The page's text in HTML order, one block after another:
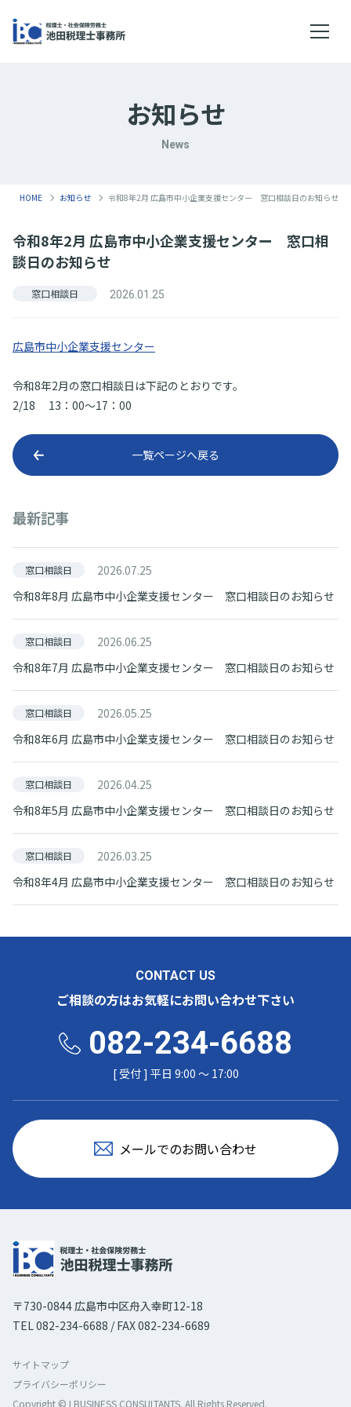
メニ
お知らせ
News
HOME お知らせ 令和8年2月 広島市中小企業支援センター 窓口相談日のお知らせ
令和8年2月 広島市中小企業支援センター 窓口相
談日のお知らせ
窓口相談日 2026.01.25
広島市中小企業支援センター
令和8年2月の窓口相談日は下記のとおりです。
2/18 13：00～17：00
一覧ページへ戻る
最新記事
窓口相談日
2026.07.25
令和8年8月 広島市中小企業支援センター 窓口相談日のお知らせ
窓口相談日
2026.06.25
令和8年7月 広島市中小企業支援センター 窓口相談日のお知らせ
窓口相談日
2026.05.25
令和8年6月 広島市中小企業支援センター 窓口相談日のお知らせ
窓口相談日
2026.04.25
令和8年5月 広島市中小企業支援センター 窓口相談日のお知らせ
窓口相談日
2026.03.25
令和8年4月 広島市中小企業支援センター 窓口相談日のお知らせ
CONTACT US
ご相談の方はお気軽にお問い合わせ下さい
082-234-6688
[ 受付 ] 平日 9:00 〜 17:00
メールでのお問い合わせ
〒730-0844 広島市中区舟入幸町12-18
TEL 082-234-6688 / FAX 082-234-6689
サイトマップ
プライバシーポリシー
Copyright © I BUSINESS CONSULTANTS. All Rights Reserved.